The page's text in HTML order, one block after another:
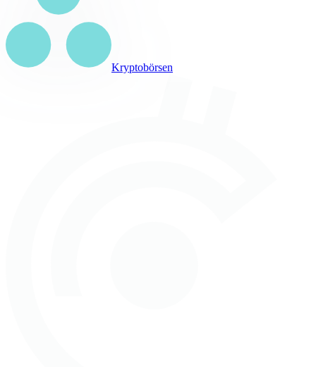
Kryptobörsen